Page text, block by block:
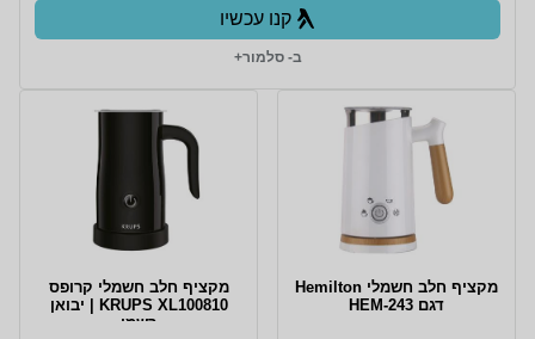
קנו עכשיו
ב- סלמור+
מקציף חלב חשמלי Hemilton
דגם HEM-243
מקציף חלב חשמלי קרופס
KRUPS XL100810 | יבואן
רשמי